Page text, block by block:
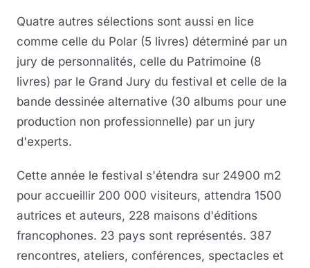
Quatre autres sélections sont aussi en lice
comme celle du Polar (5 livres) déterminé par un
jury de personnalités, celle du Patrimoine (8
livres) par le Grand Jury du festival et celle de la
bande dessinée alternative (30 albums pour une
production non professionnelle) par un jury
d'experts.
Cette année le festival s'étendra sur 24900 m2
pour accueillir 200 000 visiteurs, attendra 1500
autrices et auteurs, 228 maisons d'éditions
francophones. 23 pays sont représentés. 387
rencontres, ateliers, conférences, spectacles et